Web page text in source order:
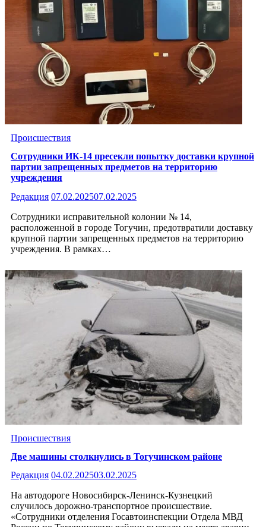
Происшествия
Сотрудники ИК-14 пресекли попытку доставки крупной
партии запрещенных предметов на территорию
учреждения
Редакция 07.02.202507.02.2025
Сотрудники исправительной колонии № 14,
расположенной в городе Тогучин, предотвратили доставку
крупной партии запрещенных предметов на территорию
учреждения. В рамках…
Происшествия
Две машины столкнулись в Тогучинском районе
Редакция 04.02.202503.02.2025
На автодороге Новосибирск-Ленинск-Кузнецкий
случилось дорожно-транспортное происшествие.
«Сотрудники отделения Госавтоинспекции Отдела МВД